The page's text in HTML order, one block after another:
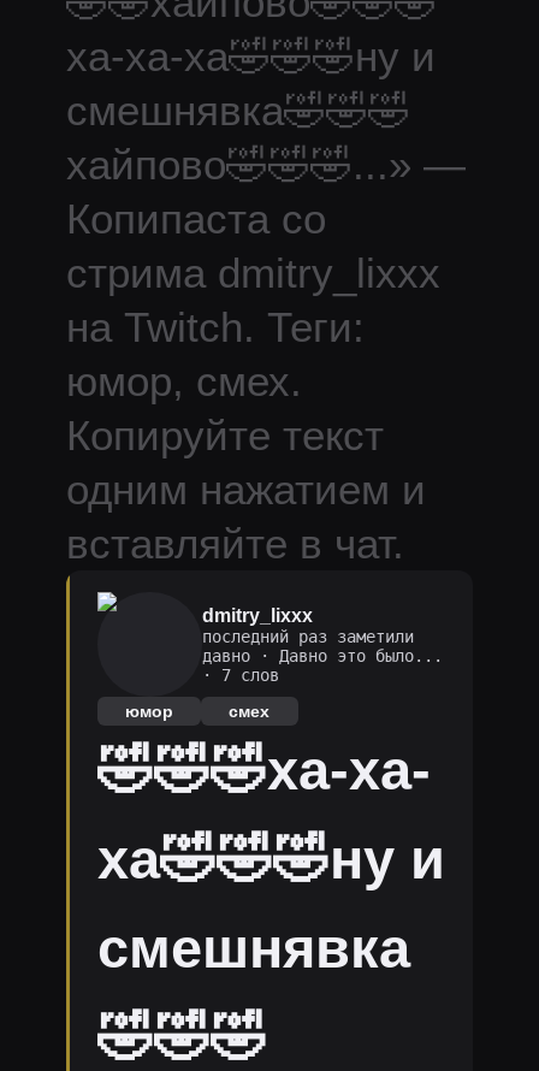
ха-ха-ха🤣🤣🤣ну и
смешнявка🤣🤣🤣
хайпово🤣🤣🤣...» —
Копипаста со
стрима dmitry_lixxx
на Twitch. Теги:
юмор, смех.
Копируйте текст
одним нажатием и
вставляйте в чат.
dmitry_lixxx
последний раз заметили
давно·
Давно это было...
· 7 слов
юмор
смех
🤣🤣🤣ха-ха-
ха🤣🤣🤣ну и
смешнявка
🤣🤣🤣